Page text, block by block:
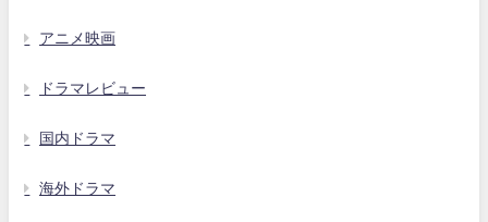
アニメ映画
ドラマレビュー
国内ドラマ
海外ドラマ